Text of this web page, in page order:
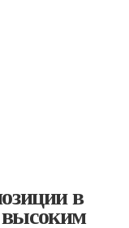
в
высоким